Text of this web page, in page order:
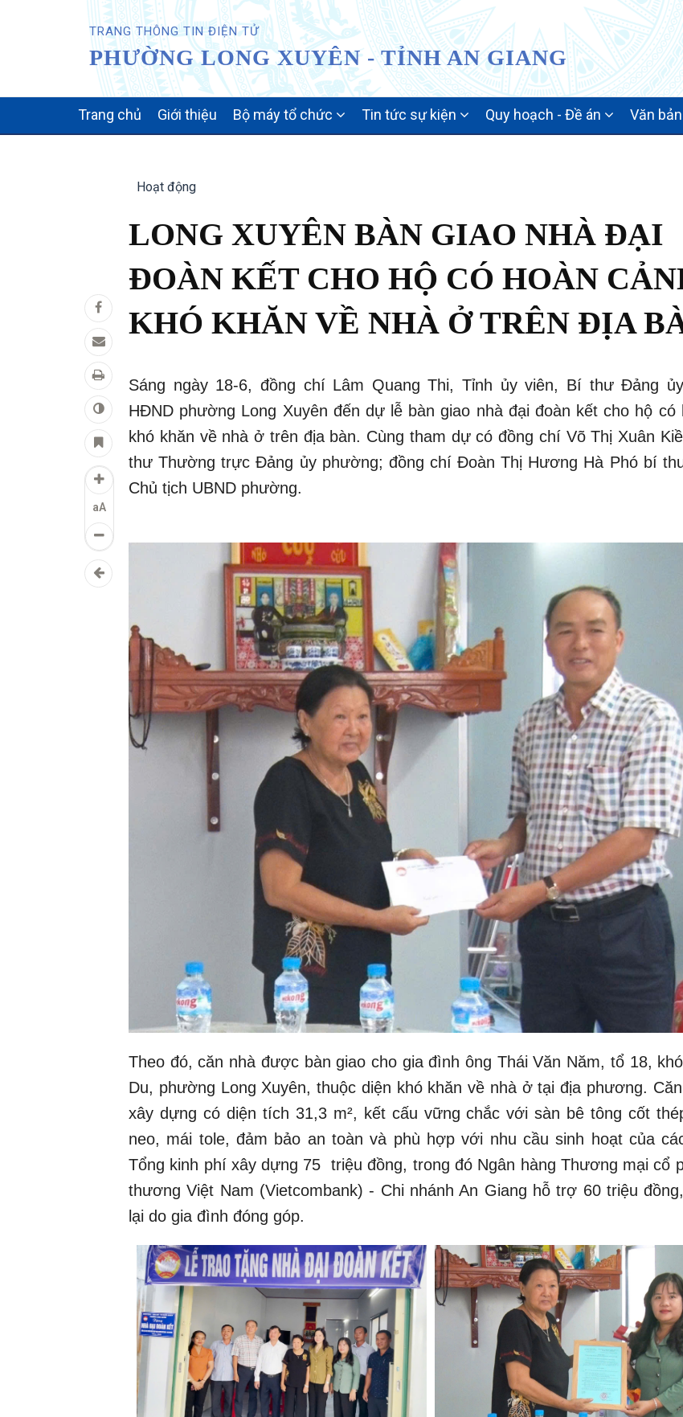
TRANG THÔNG TIN ĐIỆN TỬ
PHƯỜNG LONG XUYÊN - TỈNH AN GIANG
NAVIGATION
Trang chủ Giới thiệu Bộ máy tổ chức Tin tức sự kiện Quy hoạch - Đề án Văn bản
aA
Hoạt động
LONG XUYÊN BÀN GIAO NHÀ ĐẠI
ĐOÀN KẾT CHO HỘ CÓ HOÀN
KHÓ KHĂN VỀ NHÀ Ở TRÊN ĐỊA
Sáng ngày 18-6, đồng chí Lâm Quang Thi, Tỉnh ủy viên, Bí thư Đảng
HĐND phường Long Xuyên đến dự lễ bàn giao nhà đại đoàn kết cho hộ có
khó khăn về nhà ở trên địa bàn. Cùng tham dự có đồng chí Võ Thị Xuân
thư Thường trực Đảng ủy phường; đồng chí Đoàn Thị Hương Hà Phó bí
Chủ tịch UBND phường.
Theo đó, căn nhà được bàn giao cho gia đình ông Thái Văn Năm, tổ 18,
Du, phường Long Xuyên, thuộc diện khó khăn về nhà ở tại địa phương.
xây dựng có diện tích 31,3 m², kết cấu vững chắc với sàn bê tông cốt
neo, mái tole, đảm bảo an toàn và phù hợp với nhu cầu sinh hoạt của
Tổng kinh phí xây dựng 75 triệu đồng, trong đó Ngân hàng Thương mại cổ
thương Việt Nam (Vietcombank) - Chi nhánh An Giang hỗ trợ 60 triệu
lại do gia đình đóng góp.